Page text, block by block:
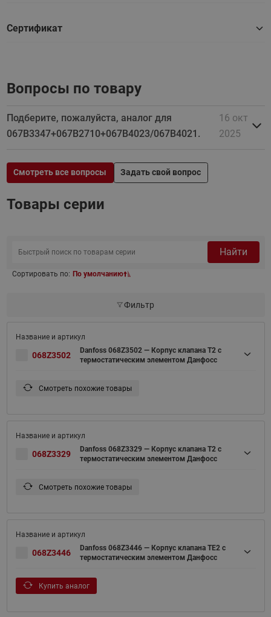
Сертификат
Вопросы по товару
Подберите, пожалуйста, аналог для
067B3347+067B2710+067B4023/067B4021.
16 окт
2025
Смотреть все вопросы Задать свой вопрос
Товары серии
Найти
Сортировать по: По умолчанию
Фильтр
068Z3502
Danfoss 068Z3502 — Корпус клапана T2 с
термостатическим элементом Данфосс
Смотреть похожие товары
068Z3329
Danfoss 068Z3329 — Корпус клапана T2 с
термостатическим элементом Данфосс
Смотреть похожие товары
068Z3446
Danfoss 068Z3446 — Корпус клапана TE2 с
термостатическим элементом Данфосс
Купить аналог